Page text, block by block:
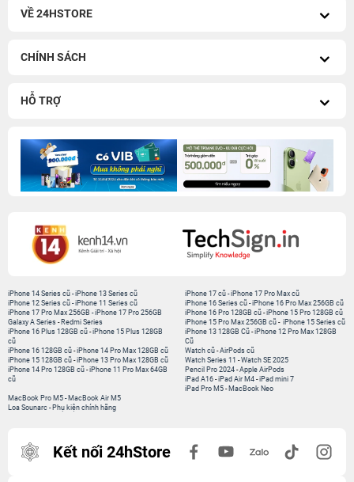
VỀ 24HSTORE
CHÍNH SÁCH
HỖ TRỢ
iPhone 14 Series cũ -iPhone 13 Series cũ
iPhone 12 Series cũ -iPhone 11 Series cũ
iPhone 17 Pro Max 256GB -iPhone 17 Pro 256GB
Galaxy A Series - Redmi Series
iPhone 17 cũ -iPhone 17 Pro Max cũ
iPhone 16 Series cũ - iPhone 16 Pro Max 256GB cũ
iPhone 16 Pro 128GB cũ -iPhone 15 Pro 128GB cũ
iPhone 15 Pro Max 256GB cũ - iPhone 15 Series cũ
iPhone 16 Plus 128GB cũ -iPhone 15 Plus 128GB
cũ
iPhone 16 128GB cũ -iPhone 14 Pro Max 128GB cũ
iPhone 15 128GB cũ -iPhone 13 Pro Max 128GB cũ
iPhone 14 Pro 128GB cũ -iPhone 11 Pro Max 64GB
cũ
iPhone 13 128GB Cũ -iPhone 12 Pro Max 128GB
Cũ
Watch cũ -AirPods cũ
Watch Series 11 -Watch SE 2025
Pencil Pro 2024 -Apple AirPods
iPad A16 -iPad Air M4 -iPad mini 7
iPad Pro M5 - MacBook Neo
MacBook Pro M5 - MacBook Air M5
Loa Sounarc - Phụ kiện chính hãng
Kết nối 24hStore